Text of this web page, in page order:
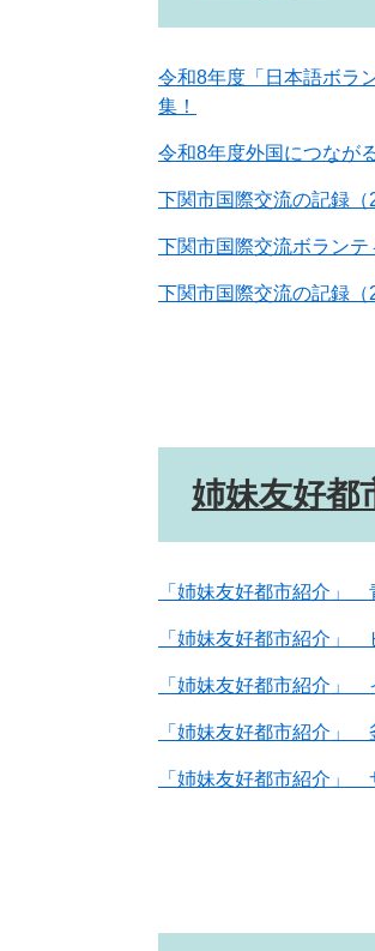
令和8年度「日本語ボラ
集！
令和8年度外国につなが
下関市国際交流の記録（
下関市国際交流ボラン
下関市国際交流の記録（
姉妹友好都
「姉妹友好都市紹介」
「姉妹友好都市紹介」
「姉妹友好都市紹介」
「姉妹友好都市紹介」
「姉妹友好都市紹介」